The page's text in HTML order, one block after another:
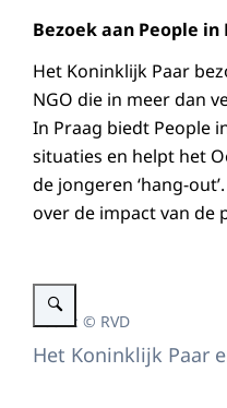
Bezoek aan People in
Het Koninklijk Paar
NGO die in meer dan
In Praag biedt People
situaties en helpt het
de jongeren ‘hang-
over de impact van de
Vergroot afbeelding Bezoek
Beeld: © RVD
Het Koninklijk Paar